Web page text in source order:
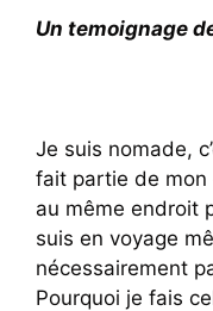
Un temoignage
Je suis nomade,
fait partie de mon
au même endroit
suis en voyage
nécessairement
Pourquoi je fais